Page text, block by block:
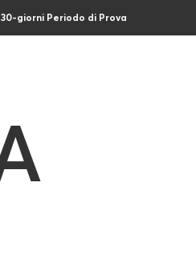
30-giorni Periodo di Prova